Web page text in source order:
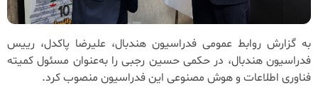
به گزارش روابط عمومی فدراسیون هندبال، علیرضا پاکدل، رییس
فدراسیون هندبال، در حکمی حسین رجبی را به‌عنوان مسئول کمیته
فناوری اطلاعات و هوش مصنوعی این فدراسیون منصوب کرد.